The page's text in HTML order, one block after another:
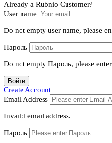
Already a Rubnio Customer?
User name
Do not empty user name, please
Пароль
Do not empty Пароль, please
Войти
Create Account
Email Address
Invaild email address.
Пароль